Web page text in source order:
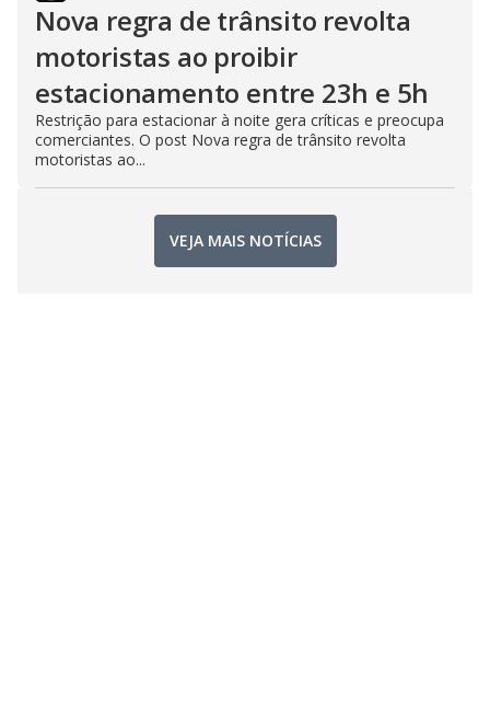
Nova regra de trânsito revolta
motoristas ao proibir
estacionamento entre 23h e 5h
Restrição para estacionar à noite gera críticas e preocupa
comerciantes. O post Nova regra de trânsito revolta
motoristas ao...
VEJA MAIS NOTÍCIAS